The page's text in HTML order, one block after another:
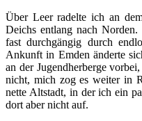
Über Leer radelte ich an
Deichs entlang nach
fast durchgängig durch
Ankunft in Emden änderte
an der Jugendherberge
nicht, mich zog es weiter in
nette Altstadt, in der ich ein
dort aber nicht auf.